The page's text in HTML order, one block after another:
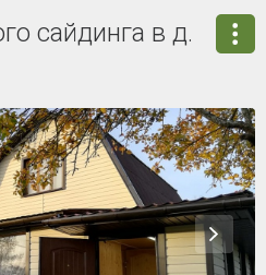
сайдинга в д.